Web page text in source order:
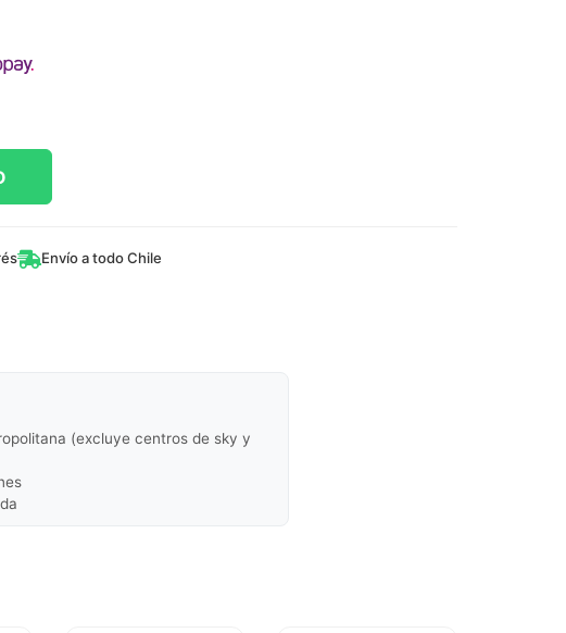
Envío a todo Chile
(excluye centros de sky y